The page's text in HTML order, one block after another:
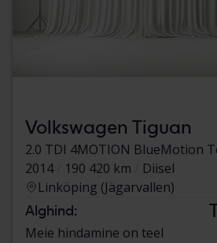
Volkswagen Tiguan
2.0 TDI 4MOTION BlueMotion
2014
190 420 km
Diisel
Linköping (Jägarvallen)
Alghind:
Meie hindamine on teel